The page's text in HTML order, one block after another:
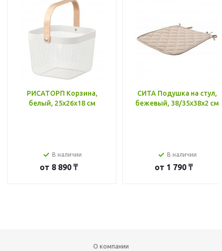
РИСАТОРП Корзина,
белый, 25x26x18 см
В наличии
от 8 890 ₸
СИТА Подушка на стул,
бежевый, 38/35x38x2 см
В наличии
от 1 790 ₸
О компании